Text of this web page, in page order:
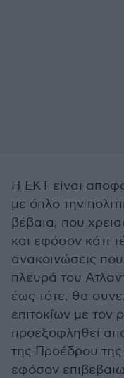
Η ΕΚΤ είναι
με όπλο την
βέβαια, που
και εφόσον κάτι
ανακοινώσεις
πλευρά του
έως τότε, θα
επιτοκίων με τον
προεξοφληθεί
της Προέδρου
εφόσον